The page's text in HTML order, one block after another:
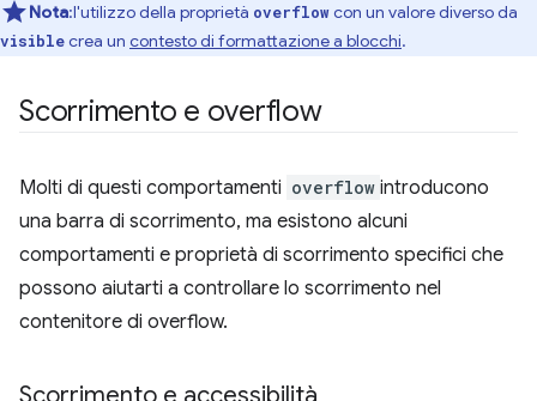
Nota:l'utilizzo della proprietà overflowcon un valore diverso da
visiblecrea un contesto di formattazione a blocchi.
Scorrimento e overflow
Molti di questi comportamenti overflow introducono
una barra di scorrimento, ma esistono alcuni
comportamenti e proprietà di scorrimento specifici che
possono aiutarti a controllare lo scorrimento nel
contenitore di overflow.